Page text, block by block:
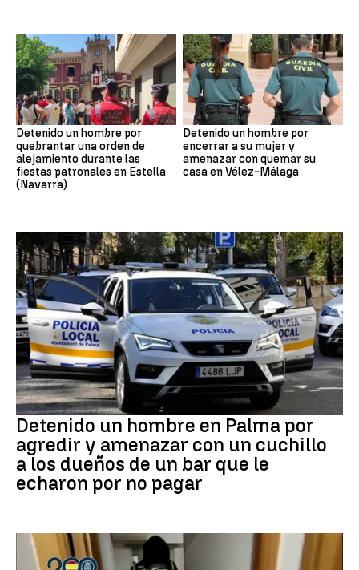
Detenido un hombre por
quebrantar una orden de
alejamiento durante las
fiestas patronales en Estella
(Navarra)
Detenido un hombre por
encerrar a su mujer y
amenazar con quemar su
casa en Vélez-Málaga
Detención
Detenido un hombre en Palma por
agredir y amenazar con un cuchillo
a los dueños de un bar que le
echaron por no pagar